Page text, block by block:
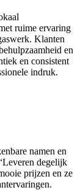
ruime ervaring
Klanten
en
en consistent
indruk.
namen en
degelijk
prijzen en ze